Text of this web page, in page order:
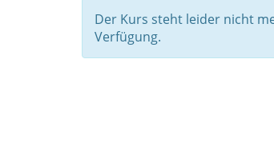
Der Kurs steht leider nicht
Verfügung.